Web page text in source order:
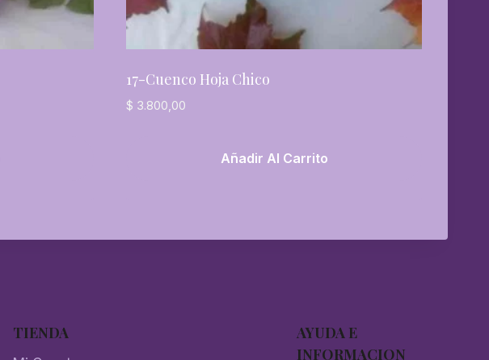
17-Cuenco Hoja Chico
$ 3.800,00
Añadir Al Carrito
TIENDA
AYUDA E
INFORMACION